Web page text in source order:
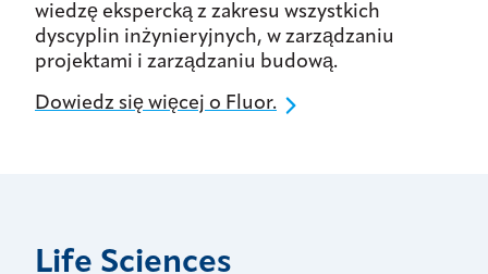
wiedzę ekspercką z zakresu wszystkich
dyscyplin inżynieryjnych, w zarządzaniu
projektami i zarządzaniu budową.
Dowiedz się więcej o Fluor.
Life Sciences